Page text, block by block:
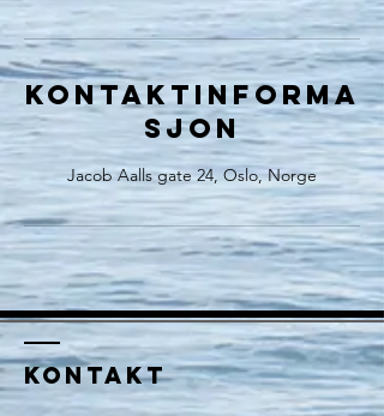
Kontaktinforma
sjon
Jacob Aalls gate 24, Oslo, Norge
KONTAKT